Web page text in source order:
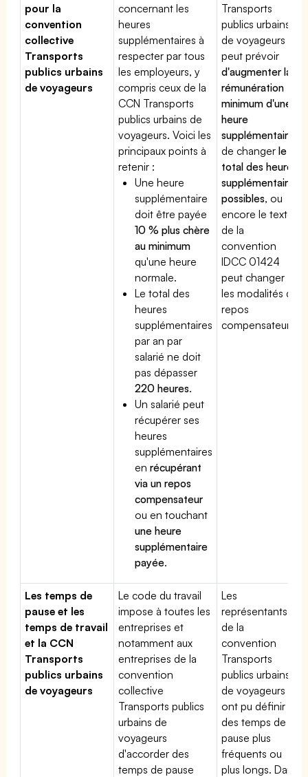
pour la
convention
collective
Transports
publics urbains
de voyageurs
concernant les
heures
supplémentaires à
respecter par tous
les employeurs, y
compris ceux de la
CCN Transports
publics urbains de
voyageurs. Voici les
principaux points à
retenir :
Une heure
supplémentaire
doit être payée
10 % plus chère
au minimum
qu'une heure
normale.
Le total des
heures
supplémentaires
par an par
salarié ne doit
pas dépasser
220 heures.
Un salarié peut
récupérer ses
heures
supplémentaires
enrécupérant
via un repos
compensateur
ou en touchant
une heure
supplémentaire
payée.
Transports
publics urbains
de voyageurs
peut prévoir
d'augmenter la
rémunération
minimum d'une
heure
supplémentaire
de changerle
total des heures
supplémentaires
possibles, ou
encore le texte
de la
convention
IDCC 01424
peut changer
les modalités du
repos
compensateur.
Les temps de
pause et les
temps de travail
et la CCN
Transports
publics urbains
de voyageurs
Le code du travail
impose à toutes les
entreprises et
notamment aux
entreprises de la
convention
collective
Transports publics
urbains de
voyageurs
d'accorder des
temps de pause
Les
représentants
de la
convention
Transports
publics urbains
de voyageurs
ont pu définir
des temps de
pause plus
fréquents ou
plus longs. Dans